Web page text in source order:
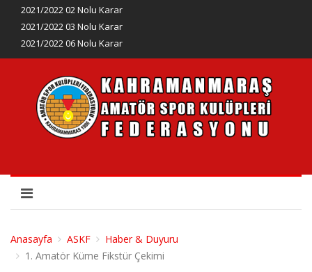
2021/2022 02 Nolu Karar
2021/2022 03 Nolu Karar
2021/2022 06 Nolu Karar
Anasayfa ASKF
Haber & Duyuru
1. Amatör Küme Fikstür Çekimi